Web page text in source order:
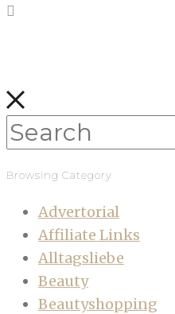
Browsing Category
Advertorial
Affiliate Links
Alltagsliebe
Beauty
Beautyshopping